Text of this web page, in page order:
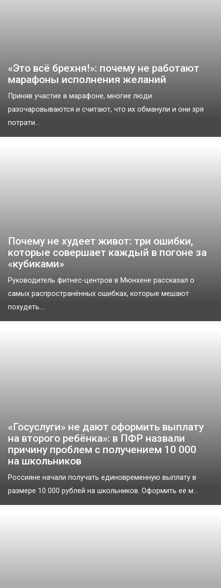
«Это всё брехня!»: почему не работают
марафоны исполнения желаний
Приняв участие в марафоне, многие люди
разочаровываются и считают, что их обманули и они зря
потрати...
Почему не худеет живот: три ошибки,
которые совершает каждый в погоне за
«кубиками»
Руководитель фитнес-центров в Мюнхене рассказал о
самых распространённых ошибках, которые мешают
похудеть....
«‎Госуслуги» не дают оформить выплату
на второго ребёнка»: в ПФР назвали
причину проблем с получением 10 000
на школьников
Россияне начали получать единовременную выплату в
размере 10 000 рублей на школьников. Оформить её м...